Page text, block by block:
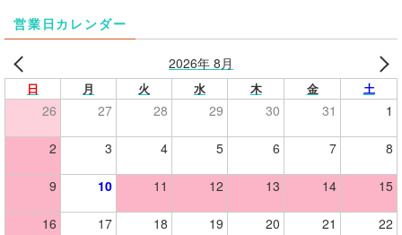
営業日カレンダー
2026年 8月
日 月 火 水 木 金 土
26 27 28 29 30 31 1
2 3 4 5 6 7 8
9 10 11 12 13 14 15
16 17 18 19 20 21 22